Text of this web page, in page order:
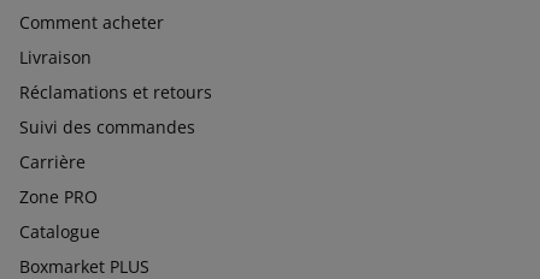
Comment acheter
Livraison
Réclamations et retours
Suivi des commandes
Carrière
Zone PRO
Catalogue
Boxmarket PLUS